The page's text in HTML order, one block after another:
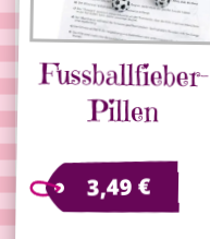
Fussballfieber-
Pillen
3,49€